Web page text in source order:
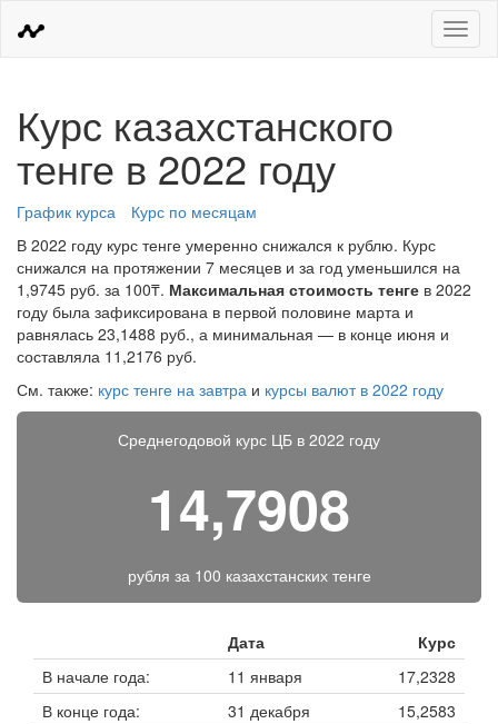
Меню
Курс казахстанского
тенге в 2022 году
График курса
Курс по месяцам
В 2022 году курс тенге умеренно снижался к рублю. Курс
снижался на протяжении 7 месяцев и за год уменьшился на
1,9745 руб. за 100₸. Максимальная стоимость тенге в 2022
году была зафиксирована в первой половине марта и
равнялась 23,1488 руб., а минимальная — в конце июня и
составляла 11,2176 руб.
См. также: курс тенге на завтра и курсы валют в 2022 году
Среднегодовой курс ЦБ в 2022 году
14,7908
рубля за 100 казахстанских тенге
Дата
Курс
В начале года:
11 января
17,2328
В конце года:
31 декабря
15,2583